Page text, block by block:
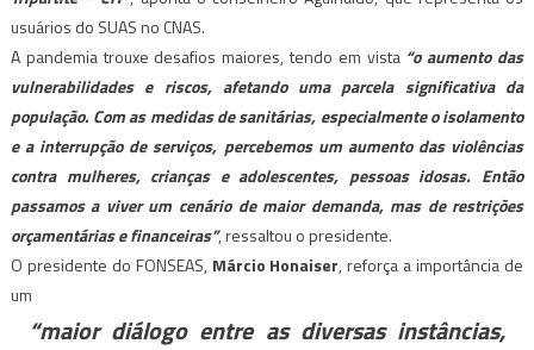
usuários do SUAS no CNAS.
A pandemia trouxe desafios maiores, tendo em vista “o aumento das
vulnerabilidades e riscos, afetando uma parcela significativa da
população. Com as medidas de sanitárias, especialmente o isolamento
e a interrupção de serviços, percebemos um aumento das violências
contra mulheres, crianças e adolescentes, pessoas idosas. Então
passamos a viver um cenário de maior demanda, mas de restrições
orçamentárias e financeiras”, ressaltou o presidente.
O presidente do FONSEAS, Márcio Honaiser, reforça a importância de
um
“maior diálogo entre as diversas instâncias,